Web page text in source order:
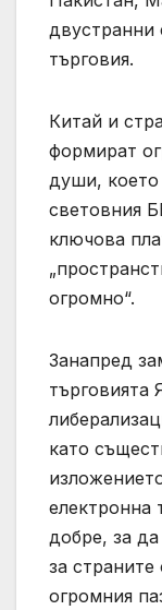
двустранни
търговия.
Китай и
формират
души, което
световния
ключова
огромно“.
Занапред
търговията
като
електронна
добре, за
за
огромния